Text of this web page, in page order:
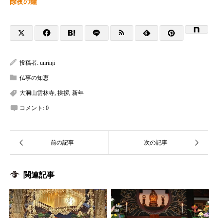
除夜の鐘
投稿者: unrinji
仏事の知恵
大洞山雲林寺, 挨拶, 新年
コメント: 0
関連記事